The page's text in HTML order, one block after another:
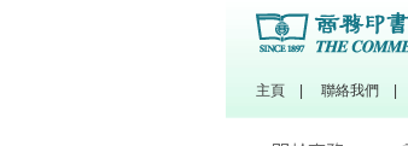
主頁 聯絡我們